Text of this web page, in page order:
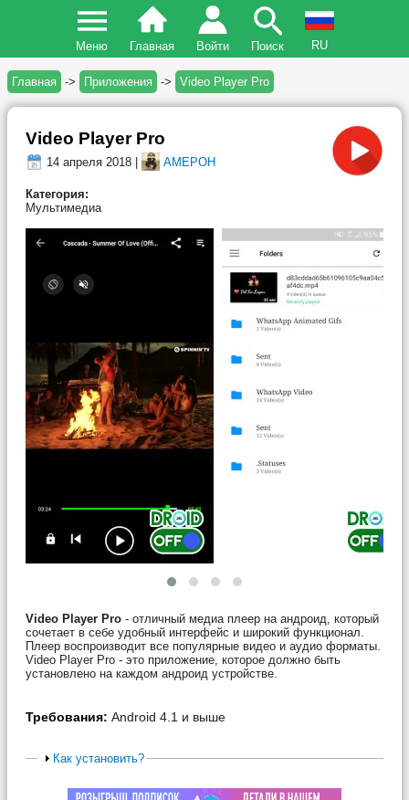
Меню Главная Войти Поиск RU
Главная -> Приложения -> Video Player Pro
Video Player Pro
14 апреля 2018 | AMEPOH
Категория:
Мультимедиа
Video Player Pro - отличный медиа плеер на андроид, который
сочетает в себе удобный интерфейс и широкий функционал.
Плеер воспроизводит все популярные видео и аудио форматы.
Video Player Pro - это приложение, которое должно быть
установлено на каждом андроид устройстве.
Требования: Android 4.1 и выше
Как установить?